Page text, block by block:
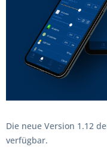
Die neue Version 1.12
verfügbar.